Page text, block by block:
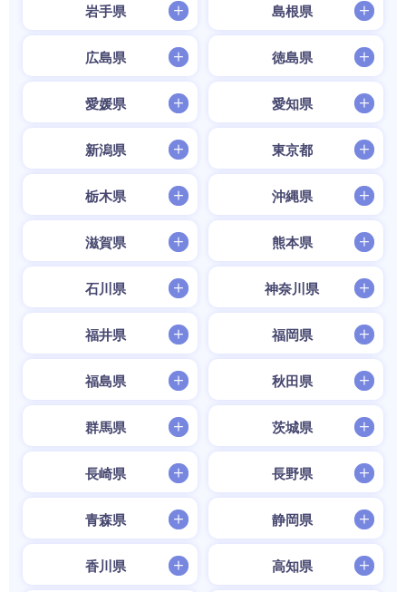
岩手県 島根県
広島県 徳島県
愛媛県 愛知県
新潟県 東京都
栃木県 沖縄県
滋賀県 熊本県
石川県 神奈川県
福井県 福岡県
福島県 秋田県
群馬県 茨城県
長崎県 長野県
青森県 静岡県
香川県 高知県